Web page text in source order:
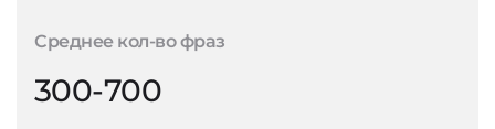
Среднее кол-во фраз
300-700